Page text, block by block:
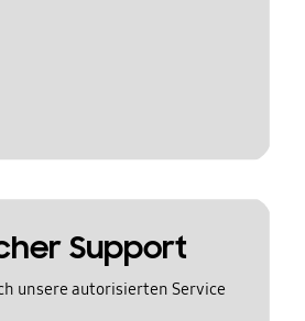
Support
unsere autorisierten Service